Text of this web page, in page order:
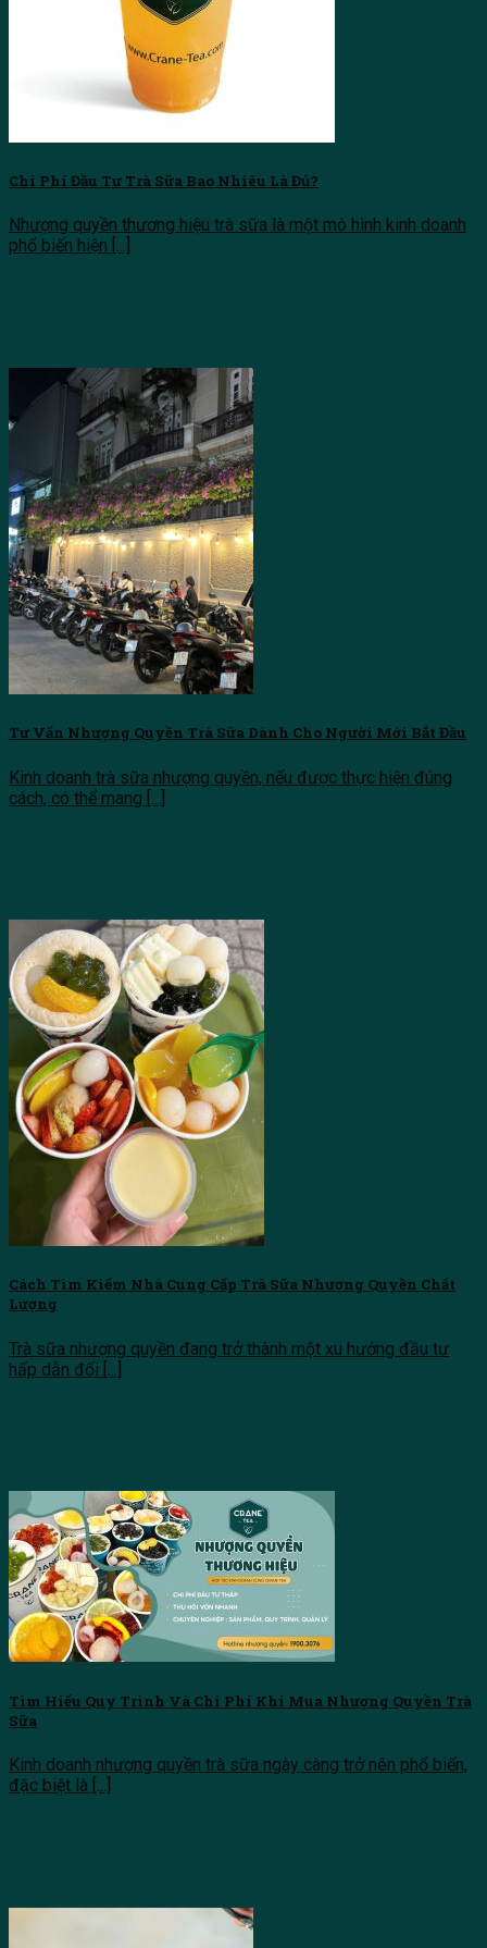
Chi Phí Đầu Tư Trà Sữa Bao Nhiêu Là Đủ?
Nhượng quyền thương hiệu trà sữa là một mô hình kinh doanh
phổ biến hiện [...]
Tư Vấn Nhượng Quyền Trà Sữa Dành Cho Người Mới Bắt Đầu
Kinh doanh trà sữa nhượng quyền, nếu được thực hiện đúng
cách, có thể mang [...]
Cách Tìm Kiếm Nhà Cung Cấp Trà Sữa Nhượng Quyền Chất
Lượng
Trà sữa nhượng quyền đang trở thành một xu hướng đầu tư
hấp dẫn đối [...]
Tìm Hiểu Quy Trình Và Chi Phí Khi Mua Nhượng Quyền Trà
Sữa
Kinh doanh nhượng quyền trà sữa ngày càng trở nên phổ biến,
đặc biệt là [...]